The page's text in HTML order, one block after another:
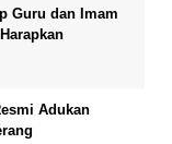
Guru dan Imam
Adukan